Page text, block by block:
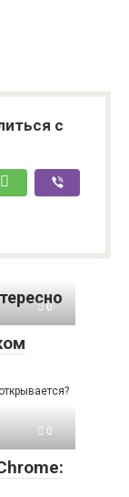
с
0
0